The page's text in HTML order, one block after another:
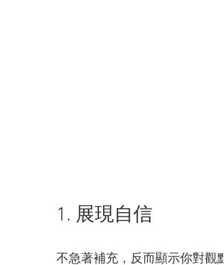
1. 展現自信
不急著補充，反而顯示你對觀